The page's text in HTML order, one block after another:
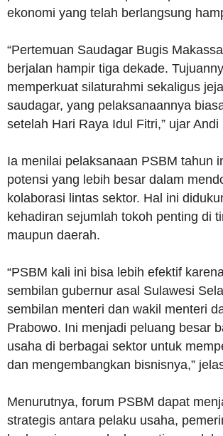
ekonomi yang telah berlangsung
“Pertemuan Saudagar Bugis
berjalan hampir tiga dekade.
memperkuat silaturahmi sekaligus
saudagar, yang pelaksanaannya
setelah Hari Raya Idul Fitri,” ujar Andi
Ia menilai pelaksanaan PSBM tahun
potensi yang lebih besar dalam
kolaborasi lintas sektor. Hal ini
kehadiran sejumlah tokoh penting di
maupun daerah.
“PSBM kali ini bisa lebih efektif
sembilan gubernur asal Sulawesi
sembilan menteri dan wakil menteri
Prabowo. Ini menjadi peluang besar
usaha di berbagai sektor untuk
dan mengembangkan bisnisnya,”
Menurutnya, forum PSBM dapat
strategis antara pelaku usaha,